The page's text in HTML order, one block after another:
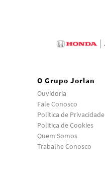
O Grupo Jorlan
Ouvidoria
Fale Conosco
Politica de Privacidade
Politica de Cookies
Quem Somos
Trabalhe Conosco